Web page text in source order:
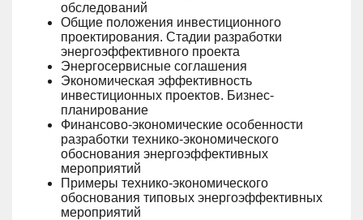
обследований
Общие положения инвестиционного
проектирования. Стадии разработки
энергоэффективного проекта
Энергосервисные соглашения
Экономическая эффективность
инвестиционных проектов. Бизнес-
планирование
Финансово-экономические особенности
разработки технико-экономического
обоснования энергоэффективных
мероприятий
Примеры технико-экономического
обоснования типовых энергоэффективных
мероприятий